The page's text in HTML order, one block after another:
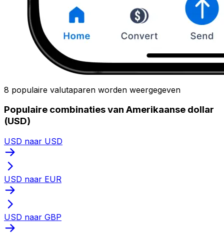
8 populaire valutaparen worden weergegeven
Populaire combinaties van Amerikaanse dollar
(USD)
USD naar USD
USD naar EUR
USD naar GBP